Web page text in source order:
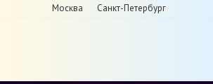
Москва Санкт-Петербург